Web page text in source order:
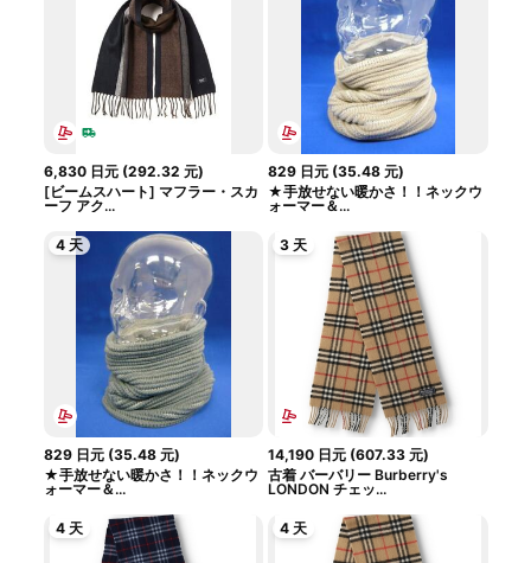
6,830 日元(292.32 元)
[ビームスハート] マフラー・スカ
ーフ アク...
829 日元 (35.48 元)
★手放せない暖かさ！！ネックウ
ォーマー＆...
4 天
829 日元(35.48 元)
★手放せない暖かさ！！ネックウ
ォーマー＆...
3 天
14,190 日元 (607.33 元)
古着 バーバリー Burberry's
LONDON チェッ...
4 天 4 天